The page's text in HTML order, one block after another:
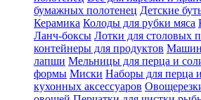
бумажных полотенец Детские
Керамика Колоды для рубки мяса
Ланч-боксы Лотки для столовых
контейнеры для продуктов
лапши Мельницы для перца и
формы Миски Наборы для перца
кухонных аксессуаров